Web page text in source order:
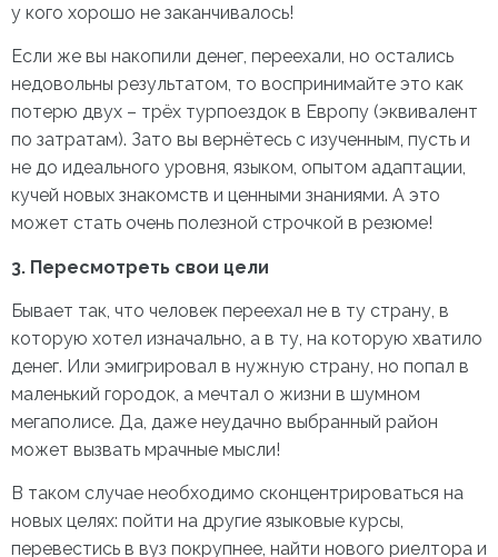
у кого хорошо не заканчивалось!
Если же вы накопили денег, переехали, но остались
недовольны результатом, то воспринимайте это как
потерю двух – трёх турпоездок в Европу (эквивалент
по затратам). Зато вы вернётесь с изученным, пусть и
не до идеального уровня, языком, опытом адаптации,
кучей новых знакомств и ценными знаниями. А это
может стать очень полезной строчкой в резюме!
3. Пересмотреть свои цели
Бывает так, что человек переехал не в ту страну, в
которую хотел изначально, а в ту, на которую хватило
денег. Или эмигрировал в нужную страну, но попал в
маленький городок, а мечтал о жизни в шумном
мегаполисе. Да, даже неудачно выбранный район
может вызвать мрачные мысли!
В таком случае необходимо сконцентрироваться на
новых целях: пойти на другие языковые курсы,
перевестись в вуз покрупнее, найти нового риелтора и